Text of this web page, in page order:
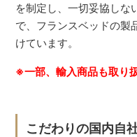
を制定し、一切妥協しな
で、フランスベッドの製
けています。
※一部、輸入商品も取り
こだわりの国内自